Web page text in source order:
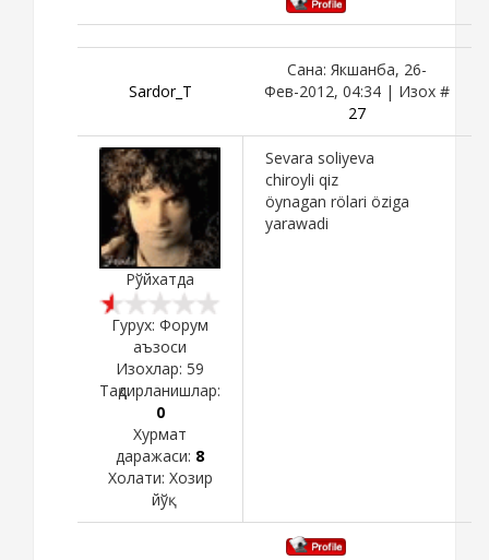
Sardor_T
Сана: Якшанба, 26-
Фев-2012, 04:34 | Изох #
27
Рўйхатда
Гурух: Форум
аъзоси
Изохлар: 59
Тақдирланишлар:
0
Хурмат
даражаси: 8
Холати: Хозир
йўқ
Sevara soliyeva
chiroyli qiz
öynagan rölari öziga
yarawadi